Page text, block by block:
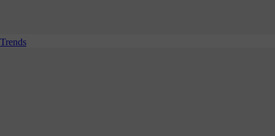
Trends